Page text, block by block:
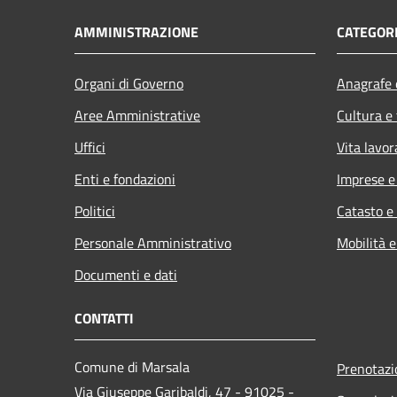
AMMINISTRAZIONE
Organi di Governo
Aree Amministrative
Uffici
Enti e fondazioni
Politici
Personale Amministrativo
Documenti e dati
Cultura
Vita
Imprese
Catasto
Mobilità
CONTATTI
Comune di Marsala
Via Giuseppe Garibaldi, 47 - 91025 -